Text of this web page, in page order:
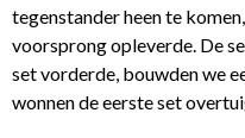
tegenstander heen te
voorsprong opleverde. De
set vorderde, bouwden we
wonnen de eerste set